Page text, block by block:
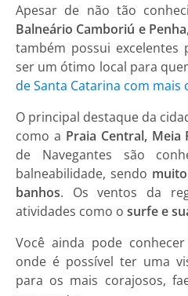
Apesar de não tão
Balneário Camboriú e Penha
também possui
ser um ótimo local para
de Santa Catarina com
O principal destaque da
como a Praia Central, Meia
de Navegantes são
balneabilidade, sendo
banhos. Os ventos da
atividades como o surfe e
Você ainda pode
onde é possível ter uma
para os mais corajosos,